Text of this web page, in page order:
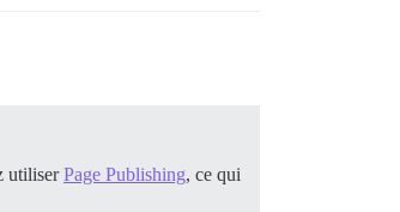
utiliserPage Publishing, ce qui